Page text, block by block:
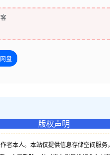
盘
版权声明
者本人。本站仅提供信息存储空间服